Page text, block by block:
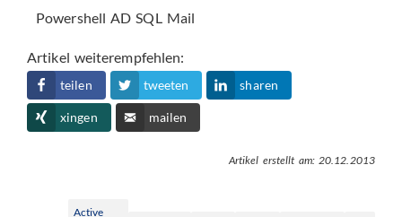
Powershell AD SQL Mail
Artikel weiterempfehlen:
teilen tweeten sharen
xingen mailen
Artikel erstellt am: 20.12.2013
Active